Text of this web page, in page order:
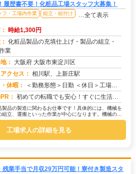
履歴書不要！化粧品工場スタッフ大募集！
フ・工場内作業 組立・組付け …全て表示
時給1,300円
化粧品製品の充填仕上げ・製品の組立・
業
： 大阪府 大阪市東淀川区
クセス： 相川駅、上新庄駅
休暇：
＜勤務形態＞日勤 ＜休日＞工場カレンダーによる/長期休暇/GW /夏季/ 年末年始
： 初めての転職でも安心！すぐに生活を始められる環境が整っています。→ 家具付き寮が用意されており、初期費用は一切かか...
品の製造に関わるお仕事です！具体的には、機械を
立、運搬といった作業が中心になります。機械の組
含...
工場求人の詳細を見る
残業手当で月収29万円可能！寮付き製造スタ